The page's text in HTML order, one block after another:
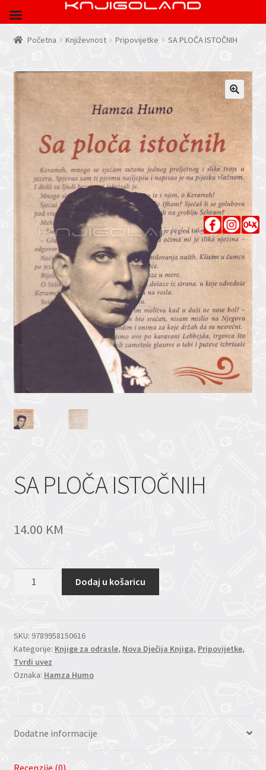
Početna Književnost Pripovijetke SA PLOČA ISTOČNIH
SA PLOČA ISTOČNIH
14.00 KM
količina
Dodaj u košaricu
SKU: 9789958150616
Kategorije: Knjige za odrasle, Nova Dječija Knjiga, Pripovijetke,
Tvrdi uvez
Oznaka: Hamza Humo
Dodatne informacije
Recenzije (0)